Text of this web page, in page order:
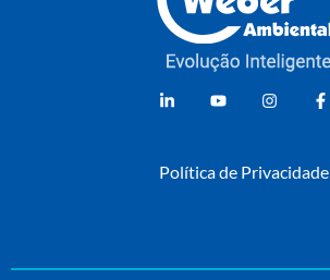
Política de Privacidade